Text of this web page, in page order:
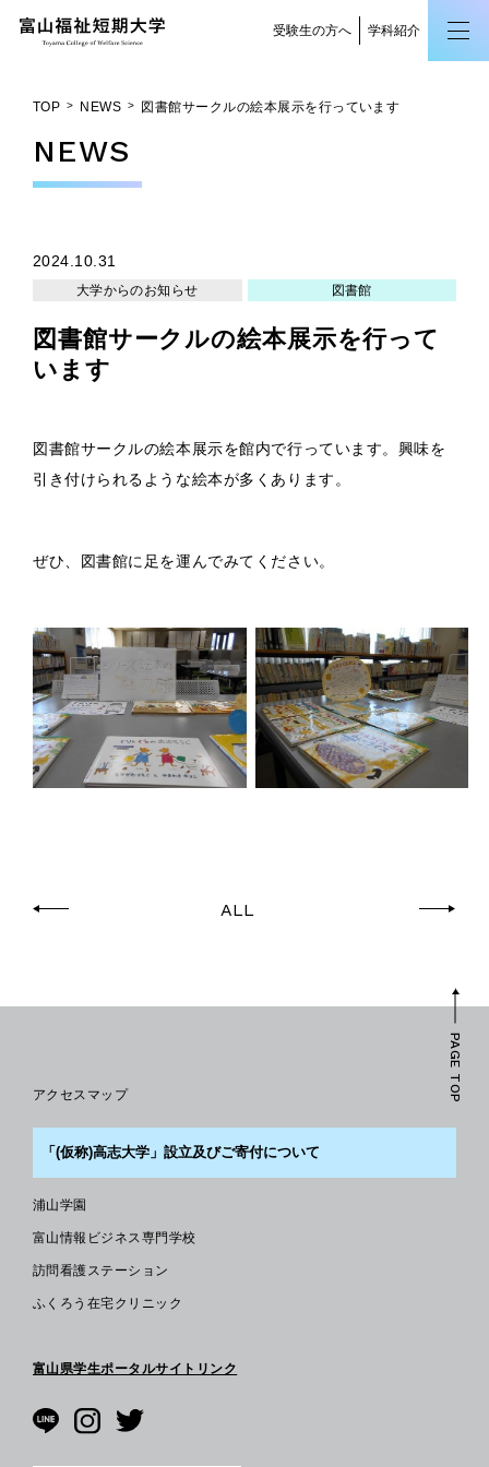
受験生の方へ 学科紹介
TOP NEWS 図書館サークルの絵本展示を行っています
NEWS
2024.10.31
大学からのお知らせ 図書館
図書館サークルの絵本展示を行って
います
図書館サークルの絵本展示を館内で行っています。興味を
引き付けられるような絵本が多くあります。
ぜひ、図書館に足を運んでみてください。
ALL
アクセスマップ
「(仮称)高志大学」設立及びご寄付について
浦山学園
富山情報ビジネス専門学校
訪問看護ステーション
ふくろう在宅クリニック
富山県学生ポータルサイトリンク
PAGE TOP